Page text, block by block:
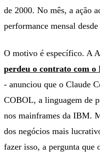
de 2000. No mês, a ação
performance mensal
O motivo é específico. A
perdeu o contrato com o
- anunciou que o Claude
COBOL, a linguagem de
nos mainframes da IBM.
dos negócios mais
fazer isso, a pergunta que